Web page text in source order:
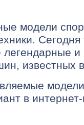
модели
Сегодня
и
известных
в